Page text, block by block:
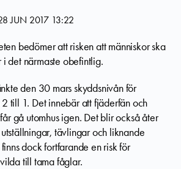
JUN 2017 13:22
bedömer att risken att människor ska
i det närmaste obefintlig.
den 30 mars skyddsnivån för
till 1. Det innebär att fjäderfän och
gå utomhus igen. Det blir också åter
tävlingar och liknande
dock fortfarande en risk för
till tama fåglar.